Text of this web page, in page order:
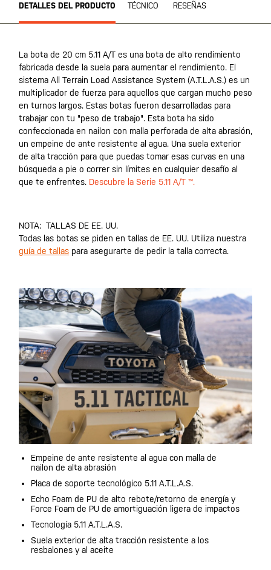
DETALLES DEL PRODUCTO TÉCNICO RESEÑAS
La bota de 20 cm 5.11 A/T es una bota de alto rendimiento
fabricada desde la suela para aumentar el rendimiento. El
sistema All Terrain Load Assistance System (A.T.L.A.S.) es un
multiplicador de fuerza para aquellos que cargan mucho peso
en turnos largos. Estas botas fueron desarrolladas para
trabajar con tu "peso de trabajo". Esta bota ha sido
confeccionada en nailon con malla perforada de alta abrasión,
un empeine de ante resistente al agua. Una suela exterior
de alta tracción para que puedas tomar esas curvas en una
búsqueda a pie o correr sin límites en cualquier desafío al
que te enfrentes. Descubre la Serie 5.11 A/T ™.
NOTA: TALLAS DE EE. UU.
Todas las botas se piden en tallas de EE. UU. Utiliza nuestra
guía de tallas para asegurarte de pedir la talla correcta.
Empeine de ante resistente al agua con malla de
nailon de alta abrasión
Placa de soporte tecnológico 5.11 A.T.L.A.S.
Echo Foam de PU de alto rebote/retorno de energía y
Force Foam de PU de amortiguación ligera de impactos
Tecnología 5.11 A.T.L.A.S.
Suela exterior de alta tracción resistente a los
resbalones y al aceite